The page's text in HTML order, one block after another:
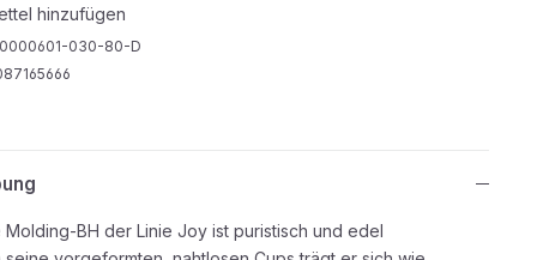
hinzufügen
0000601-030-80-D
BH der Linie Joy ist puristisch und edel